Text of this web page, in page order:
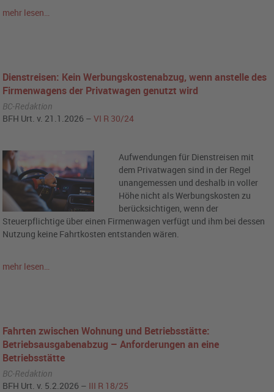
mehr lesen…
Dienstreisen: Kein Werbungskostenabzug, wenn anstelle des
Firmenwagens der Privatwagen genutzt wird
BC-Redaktion
BFH Urt. v. 21.1.2026 –VI R 30/24
Aufwendungen für Dienstreisen mit
dem Privatwagen sind in der Regel
unangemessen und deshalb in voller
Höhe nicht als Werbungskosten zu
berücksichtigen, wenn der
Steuerpflichtige über einen Firmenwagen verfügt und ihm bei dessen
Nutzung keine Fahrtkosten entstanden wären.
mehr lesen…
Fahrten zwischen Wohnung und Betriebsstätte:
Betriebsausgabenabzug – Anforderungen an eine
Betriebsstätte
BC-Redaktion
BFH Urt. v. 5.2.2026 – III R 18/25